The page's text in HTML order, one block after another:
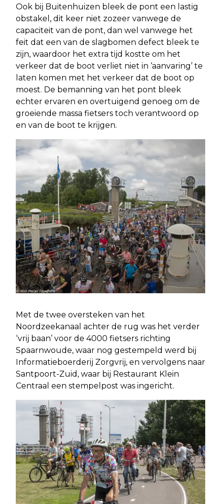
Ook bij Buitenhuizen bleek de pont een lastig
obstakel, dit keer niet zozeer vanwege de
capaciteit van de pont, dan wel vanwege het
feit dat een van de slagbomen defect bleek te
zijn, waardoor het extra tijd kostte om het
verkeer dat de boot verliet niet in ‘aanvaring’ te
laten komen met het verkeer dat de boot op
moest. De bemanning van het pont bleek
echter ervaren en overtuigend genoeg om de
groeiende massa fietsers toch verantwoord op
en van de boot te krijgen.
Met de twee oversteken van het
Noordzeekanaal achter de rug was het verder
‘vrij baan’ voor de 4000 fietsers richting
Spaarnwoude, waar nog gestempeld werd bij
Informatieboerderij Zorgvrij, en vervolgens naar
Santpoort-Zuid, waar bij Restaurant Klein
Centraal een stempelpost was ingericht.